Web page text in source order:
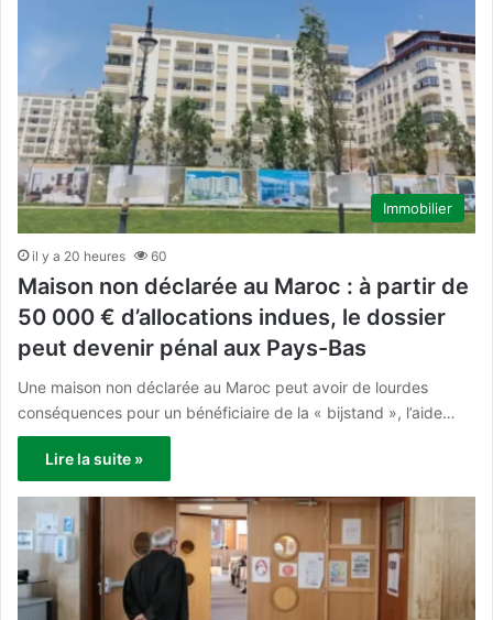
Immobilier
il y a 20 heures 60
Maison non déclarée au Maroc : à partir de
50 000 € d’allocations indues, le dossier
peut devenir pénal aux Pays-Bas
Une maison non déclarée au Maroc peut avoir de lourdes
conséquences pour un bénéficiaire de la « bijstand », l’aide…
Lire la suite »